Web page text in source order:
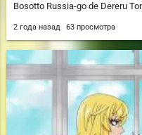
Bosotto Russia-go de Dereru
2 года назад 63 просмотра